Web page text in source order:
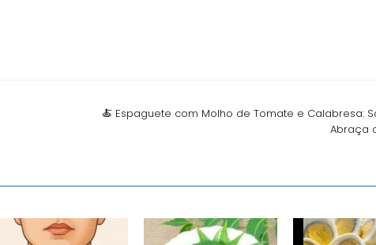
🍝 Espaguete com Molho de Tomate e Calabresa:
Abraça